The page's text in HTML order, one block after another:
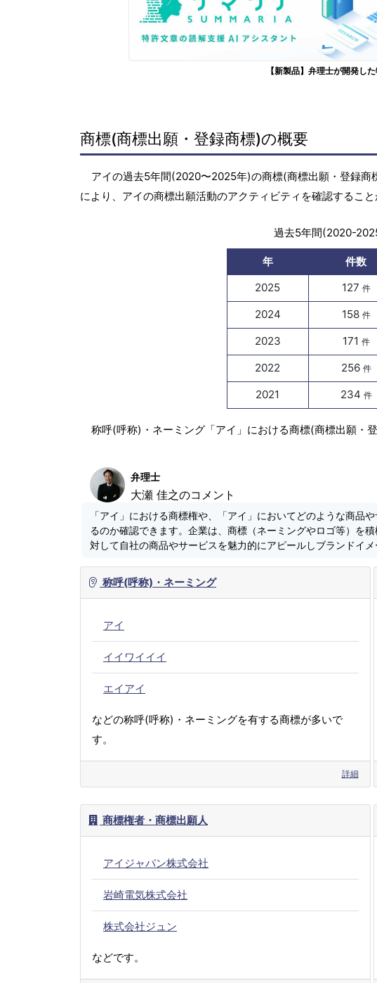
【新製品】弁理士が開発し
商標(商標出願・登録商標)の概要
アイの過去5年間(2020〜2025年)の商標(商標出願・登録
により、アイの商標出願活動のアクティビティを確認すること
過去5年間(2020-
年 件数
2025
127 件
2024 158 件
2023 171 件
2022 256 件
2021 234 件
称呼(呼称)・ネーミング「アイ」における商標(商標出願・
弁理士
大瀬 佳之のコメント
「アイ」における商標権や、「アイ」においてどのような商品
るのか確認できます。企業は、商標（ネーミングやロゴ等）を
対して自社の商品やサービスを魅力的にアピールしブランドイメ
称呼(呼称)・ネーミング
アイ
イイワイイイ
エイアイ
などの称呼(呼称)・ネーミングを有する商標が多いで
す。
詳細
商標権者・商標出願人
アイジャパン株式会社
岩崎電気株式会社
株式会社ジュン
などです。